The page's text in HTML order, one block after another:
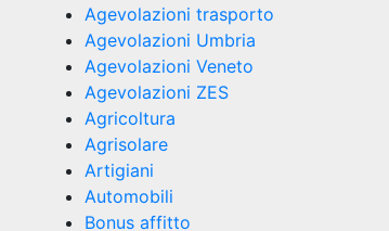
Agevolazioni trasporto
Agevolazioni Umbria
Agevolazioni Veneto
Agevolazioni ZES
Agricoltura
Agrisolare
Artigiani
Automobili
Bonus affitto